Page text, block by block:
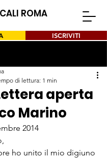
ROMA
ISCRIVITI
aperta
Marino
di lettura: 1 min
2014
ho unito il mio digiuno